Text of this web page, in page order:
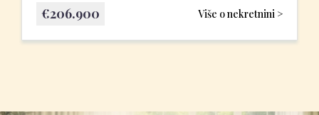
Više o nekretnini >
€206.900